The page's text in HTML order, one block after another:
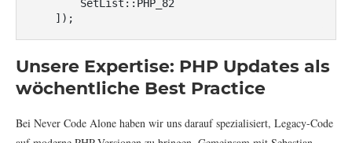
    ]);
Unsere Expertise: PHP Updates als
wöchentliche Best Practice
Bei Never Code Alone haben wir uns darauf spezialisiert, Legacy-Code